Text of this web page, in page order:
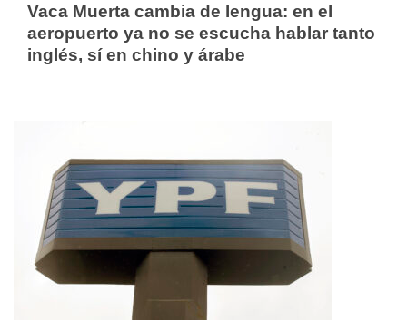
Vaca Muerta cambia de lengua: en el
aeropuerto ya no se escucha hablar tanto
inglés, sí en chino y árabe